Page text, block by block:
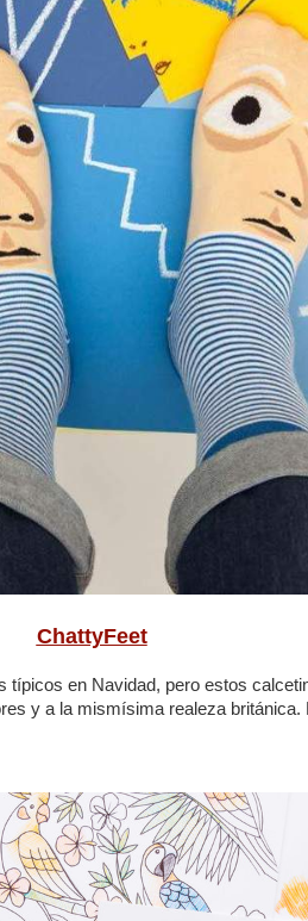
ChattyFeet
en Navidad, pero estos
y a la mismísima realeza